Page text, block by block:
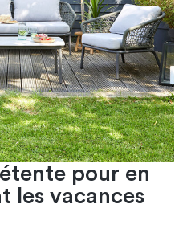
pour en
les vacances